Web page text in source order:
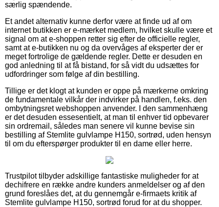
særlig spændende.
Et andet alternativ kunne derfor være at finde ud af om
internet butikken er e-mærket medlem, hvilket skulle være et
signal om at e-shoppen retter sig efter de officielle regler,
samt at e-butikken nu og da overvåges af eksperter der er
meget fortrolige de gældende regler. Dette er desuden en
god anledning til at få bistand, for så vidt du udsættes for
udfordringer som følge af din bestilling.
Tillige er det klogt at kunden er oppe på mærkerne omkring
de fundamentale vilkår der indvirker på handlen, f.eks. den
ombytningsret webshoppen anvender. I den sammenhæng
er det desuden essesentielt, at man til enhver tid opbevarer
sin ordremail, således man senere vil kunne bevise sin
bestilling af Stemlite gulvlampe H150, sortrød, uden hensyn
til om du efterspørger produkter til en dame eller herre.
Trustpilot tilbyder adskillige fantastiske muligheder for at
dechifrere en række andre kunders anmeldelser og af den
grund foreslåes det, at du gennemgår e-firmaets kritik af
Stemlite gulvlampe H150, sortrød forud for at du shopper.